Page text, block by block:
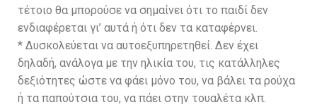
τέτοιο θα μπορούσε να σημαίνει ότι το παιδί δεν
ενδιαφέρεται γι’ αυτά ή ότι δεν τα καταφέρνει.
* Δυσκολεύεται να αυτοεξυπηρετηθεί. Δεν έχει
δηλαδή, ανάλογα με την ηλικία του, τις κατάλληλες
δεξιότητες ώστε να φάει μόνο του, να βάλει τα ρούχα
ή τα παπούτσια του, να πάει στην τουαλέτα κλπ.